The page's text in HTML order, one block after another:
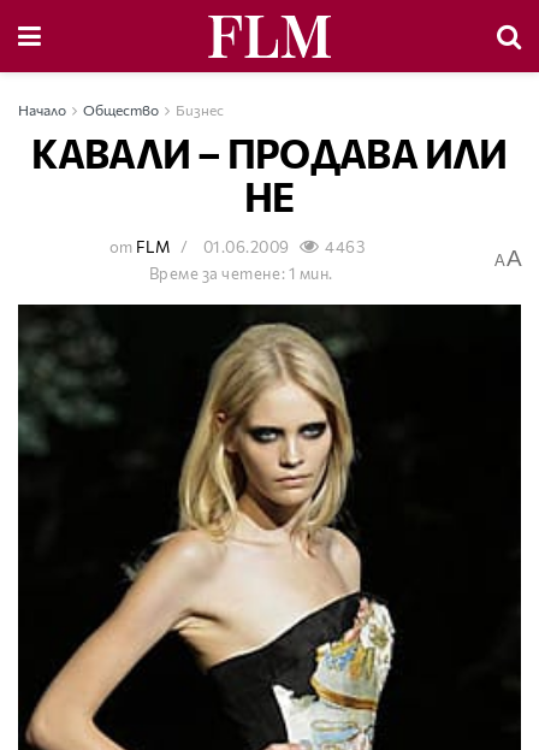
Начало Общество Бизнес
КАВАЛИ – ПРОДАВА ИЛИ
НЕ
от FLM 01.06.2009
4463
Време за четене: 1 мин.
AA